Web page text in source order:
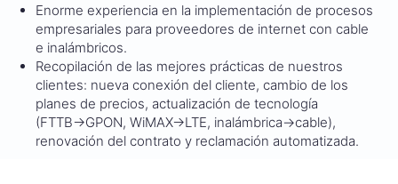
Enorme experiencia en la implementación de procesos
empresariales para proveedores de internet con cable
e inalámbricos.
Recopilación de las mejores prácticas de nuestros
clientes: nueva conexión del cliente, cambio de los
planes de precios, actualización de tecnología
(FTTB→GPON, WiMAX→LTE, inalámbrica→cable),
renovación del contrato y reclamación automatizada.